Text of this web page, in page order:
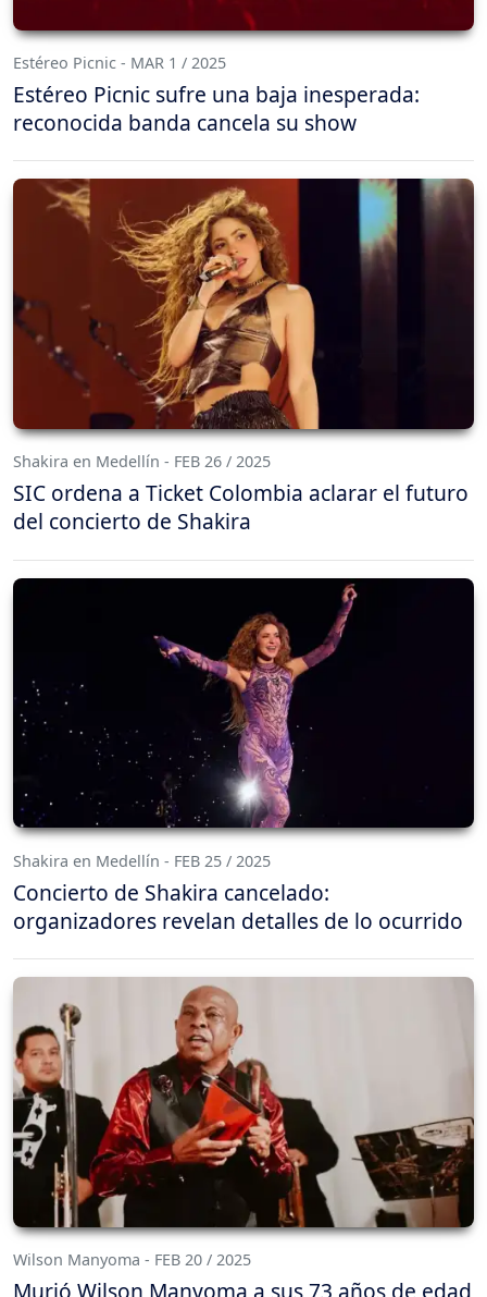
Estéreo Picnic - MAR 1 / 2025
Estéreo Picnic sufre una baja inesperada:
reconocida banda cancela su show
Shakira en Medellín - FEB 26 / 2025
SIC ordena a Ticket Colombia aclarar el futuro
del concierto de Shakira
Shakira en Medellín - FEB 25 / 2025
Concierto de Shakira cancelado:
organizadores revelan detalles de lo ocurrido
Wilson Manyoma - FEB 20 / 2025
Murió Wilson Manyoma a sus 73 años de edad